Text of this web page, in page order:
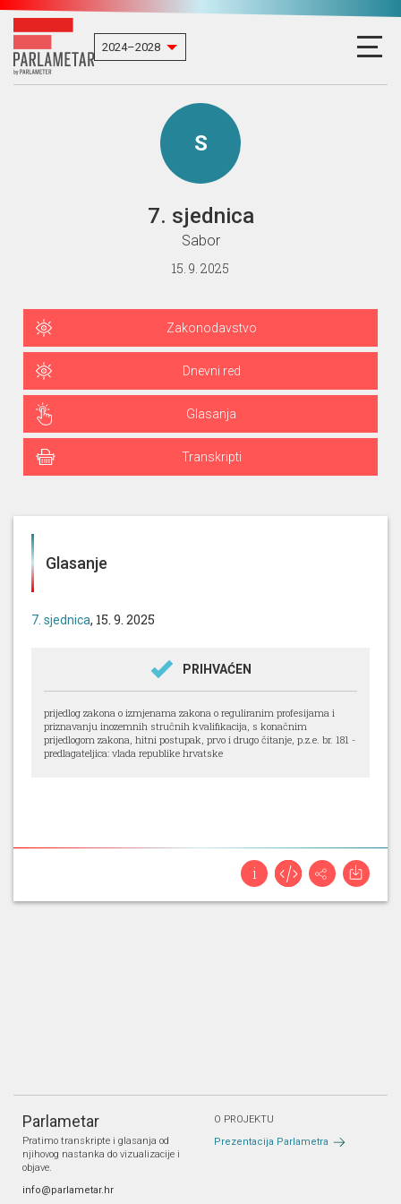
S
7. sjednica
Sabor
15. 9. 2025
Zakonodavstvo
Dnevni red
Glasanja
Transkripti
Glasanje
7. sjednica, 15. 9. 2025
PRIHVAĆEN
prijedlog zakona o izmjenama zakona o reguliranim profesijama i
priznavanju inozemnih stručnih kvalifikacija, s konačnim
prijedlogom zakona, hitni postupak, prvo i drugo čitanje, p.z.e. br. 181 -
predlagateljica: vlada republike hrvatske
Parlametar
Pratimo transkripte i glasanja od
njihovog nastanka do vizualizacije i
objave.
info@parlametar.hr
O PROJEKTU
Prezentacija Parlametra